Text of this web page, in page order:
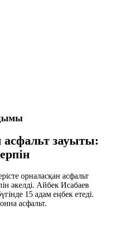
асфальт зауыты:
орналасқан асфальт
әкелді. Айбек Исабаев
15 адам еңбек етеді.
асфальт.